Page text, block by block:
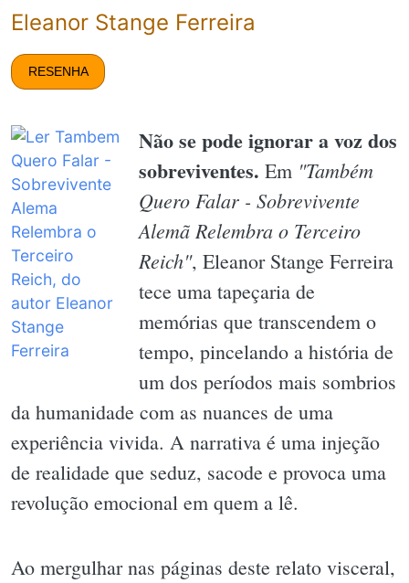
Eleanor Stange Ferreira
RESENHA
Não se pode ignorar a voz dos
sobreviventes. Em "Também
Quero Falar - Sobrevivente
Alemã Relembra o Terceiro
Reich", Eleanor Stange Ferreira
tece uma tapeçaria de
memórias que transcendem o
tempo, pincelando a história de
um dos períodos mais sombrios
da humanidade com as nuances de uma
experiência vivida. A narrativa é uma injeção
de realidade que seduz, sacode e provoca uma
revolução emocional em quem a lê.
Ao mergulhar nas páginas deste relato visceral,